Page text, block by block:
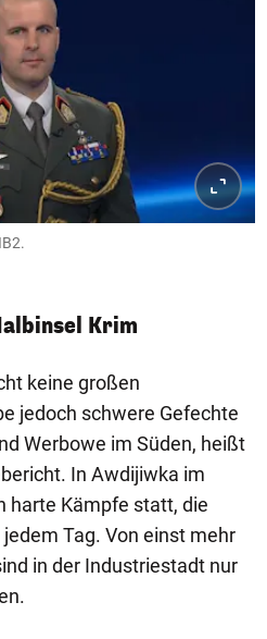
Krim
keine großen
jedoch schwere Gefechte
Werbowe im Süden, heißt
In Awdijiwka im
harte Kämpfe statt, die
Tag. Von einst mehr
in der Industriestadt nur